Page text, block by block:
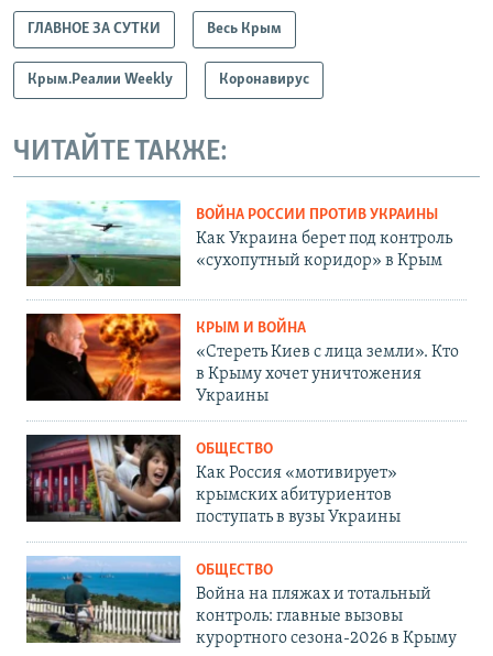
ГЛАВНОЕ ЗА СУТКИ Весь Крым
Крым.Реалии Weekly Коронавирус
ЧИТАЙТЕ ТАКЖЕ:
ВОЙНА РОССИИ ПРОТИВ УКРАИНЫ
Как Украина берет под контроль
«сухопутный коридор» в Крым
КРЫМ И ВОЙНА
«Стереть Киев с лица земли». Кто
в Крыму хочет уничтожения
Украины
ОБЩЕСТВО
Как Россия «мотивирует»
крымских абитуриентов
поступать в вузы Украины
ОБЩЕСТВО
Война на пляжах и тотальный
контроль: главные вызовы
курортного сезона-2026 в Крыму